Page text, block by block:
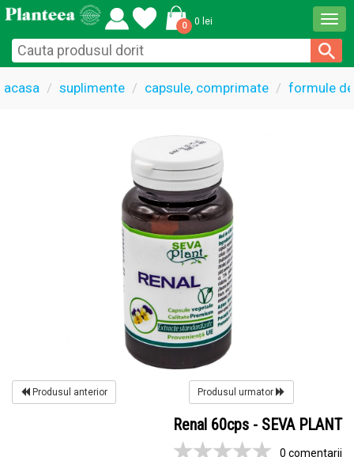
0 0 lei
acasa suplimente capsule, comprimate formule
Produsul anterior Produsul urmator
Renal 60cps - SEVA PLANT
0 comentarii